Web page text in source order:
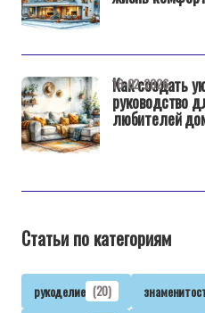
Как создать
руководство
любителей
16-02-2026
Статьи по категориям
рукоделие (20)